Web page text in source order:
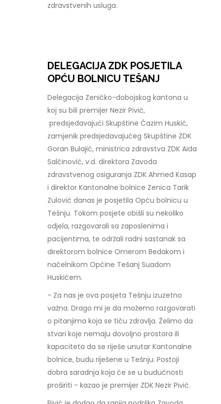
zdravstvenih usluga.
DELEGACIJA ZDK POSJETILA
OPĆU BOLNICU TEŠANJ
Delegacija Zeničko-dobojskog kantona u
koj su bili premijer Nezir Pivić,
predsjedavajući Skupštine Ćazim Huskić,
zamjenik predsjedavajućeg Skupštine ZDK
Goran Bulajić, ministrica zdravstva ZDK Aida
Salčinović, v.d. direktora Zavoda
zdravstvenog osiguranja ZDK Ahmed Kasap
i direktor Kantonalne bolnice Zenica Tarik
Zulović danas je posjetila Opću bolnicu u
Tešnju. Tokom posjete obišli su nekoliko
odjela, razgovarali sa zaposlenima i
pacijentima, te održali radni sastanak sa
direktorom bolnice Omerom Bedakom i
načelnikom Općine Tešanj Suadom
Huskićem.
- Za nas je ova posjeta Tešnju izuzetno
važna. Drago mi je da možemo razgovarati
o pitanjima koja se tiču zdravlja. Želimo da
stvari koje nemaju dovoljno prostora ili
kapaciteta da se riješe unutar Kantonalne
bolnice, budu riješene u Tešnju. Postoji
dobra saradnja koja će se u budućnosti
proširiti - kazao je premijer ZDK Nezir Pivić.